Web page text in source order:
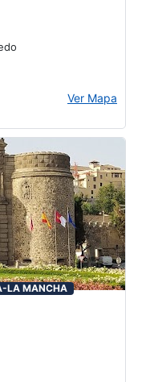
Ver Mapa
LA MANCHA